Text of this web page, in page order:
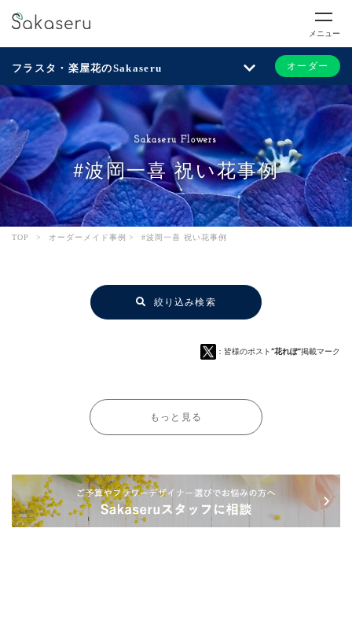
メニュー
フラスタ・楽屋花のSakaseru オーダー
Sakaseru Flowers
#波岡一喜 祝い花事例
TOP > オーダーメイド事例 > #波岡一喜 祝い花事例
絞り込み検索
：皆様のポスト“花れぽ”掲載マーク
もっと見る